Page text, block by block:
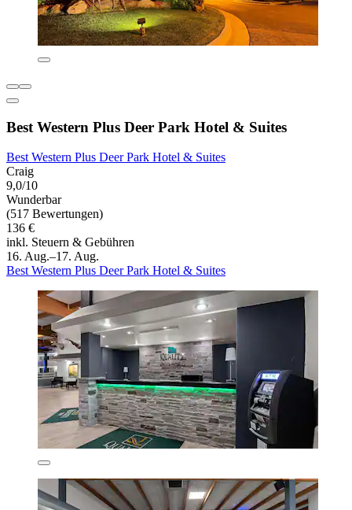
Best Western Plus Deer Park Hotel & Suites
Best Western Plus Deer Park Hotel & Suites
Craig
9,0/10
Wunderbar
(517 Bewertungen)
136 €
inkl. Steuern & Gebühren
16. Aug.–17. Aug.
Best Western Plus Deer Park Hotel & Suites